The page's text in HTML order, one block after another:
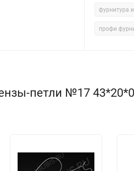
фурнитура
профи
петли №17